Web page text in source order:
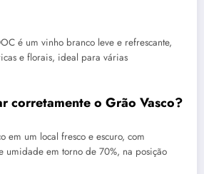
é um vinho branco leve e refrescante,
e florais, ideal para várias
corretamente o Grão Vasco?
em um local fresco e escuro, com
umidade em torno de 70%, na posição